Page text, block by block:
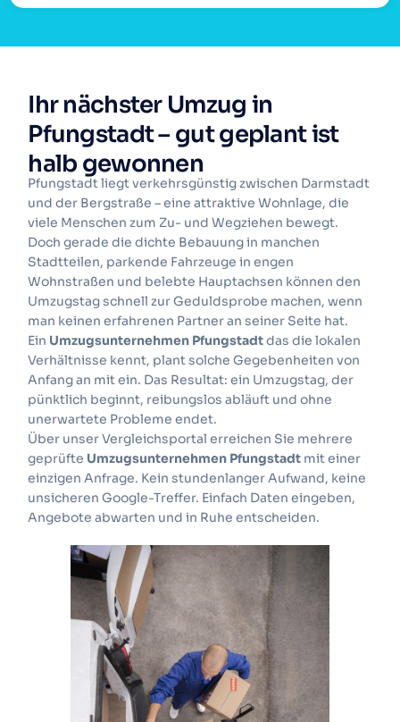
Ihr nächster Umzug in
Pfungstadt – gut geplant ist
halb gewonnen
Pfungstadt liegt verkehrsgünstig zwischen Darmstadt
und der Bergstraße – eine attraktive Wohnlage, die
viele Menschen zum Zu- und Wegziehen bewegt.
Doch gerade die dichte Bebauung in manchen
Stadtteilen, parkende Fahrzeuge in engen
Wohnstraßen und belebte Hauptachsen können den
Umzugstag schnell zur Geduldsprobe machen, wenn
man keinen erfahrenen Partner an seiner Seite hat.
Ein Umzugsunternehmen Pfungstadtdas die lokalen
Verhältnisse kennt, plant solche Gegebenheiten von
Anfang an mit ein. Das Resultat: ein Umzugstag, der
pünktlich beginnt, reibungslos abläuft und ohne
unerwartete Probleme endet.
Über unser Vergleichsportal erreichen Sie mehrere
geprüfte Umzugsunternehmen Pfungstadt mit einer
einzigen Anfrage. Kein stundenlanger Aufwand, keine
unsicheren Google-Treffer. Einfach Daten eingeben,
Angebote abwarten und in Ruhe entscheiden.